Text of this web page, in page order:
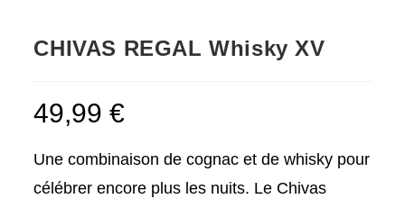
CHIVAS REGAL Whisky XV
49,99€
Une combinaison de cognac et de whisky pour
célébrer encore plus les nuits. Le Chivas